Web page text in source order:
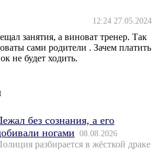
12:24 27.05.2024
занятия, а виноват тренер. Так
сами родители . Зачем платить
не будет ходить.
без сознания, а его
ногами 08.08.2026
разбирается в жёсткой драке